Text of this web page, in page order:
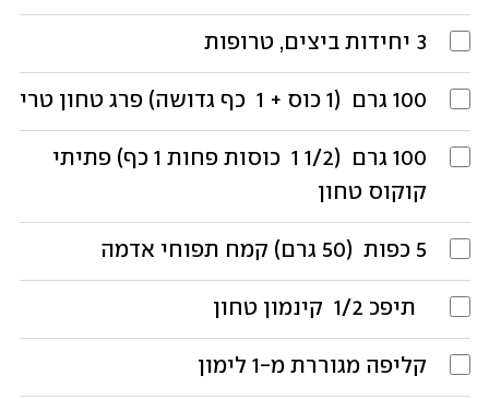
3 יחידות ביצים, טרופות
100 גרם (1 כוס ‭ 1 +‬ כף גדושה) פרג טחון טרי
100 גרם
קוקוס טחון
5 כפות (50 גרם) קמח תפוחי אדמה
‭ 1/2 כפית ‬ קינמון טחון
קליפה מגוררת מ-1 לימון